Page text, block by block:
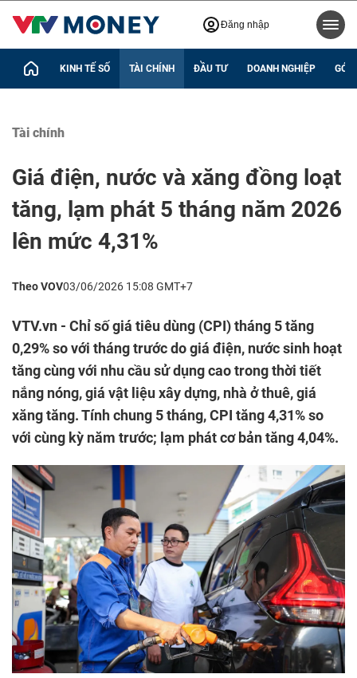
Đăng nhập
KINH TẾ SỐ TÀI CHÍNH ĐẦU TƯ DOANH NGHIỆP GÓC
Tài chính
Giá điện, nước và xăng đồng loạt
tăng, lạm phát 5 tháng năm 2026
lên mức 4,31%
Theo VOV03/06/2026 15:08 GMT+7
VTV.vn - Chỉ số giá tiêu dùng (CPI) tháng 5 tăng
0,29% so với tháng trước do giá điện, nước sinh hoạt
tăng cùng với nhu cầu sử dụng cao trong thời tiết
nắng nóng, giá vật liệu xây dựng, nhà ở thuê, giá
xăng tăng. Tính chung 5 tháng, CPI tăng 4,31% so
với cùng kỳ năm trước; lạm phát cơ bản tăng 4,04%.